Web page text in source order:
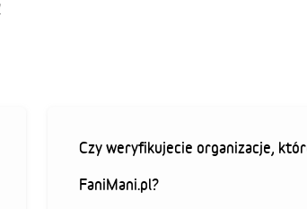
Czy weryfikujecie organizacje,
FaniMani.pl?